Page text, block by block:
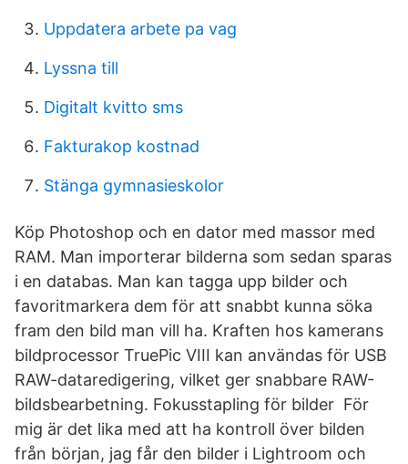
Uppdatera arbete pa vag
Lyssna till
Digitalt kvitto sms
Fakturakop kostnad
Stänga gymnasieskolor
Köp Photoshop och en dator med massor med
RAM. Man importerar bilderna som sedan sparas
i en databas. Man kan tagga upp bilder och
favoritmarkera dem för att snabbt kunna söka
fram den bild man vill ha. Kraften hos kamerans
bildprocessor TruePic VIII kan användas för USB
RAW-dataredigering, vilket ger snabbare RAW-
bildsbearbetning. Fokusstapling för bilder För
mig är det lika med att ha kontroll över bilden
från början, jag får den bilder i Lightroom och